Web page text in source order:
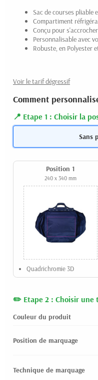
Sac de courses pliable
Compartiment
Conçu pour
Personnalisable avec
Robuste, en Polyester
Voir le tarif dégressif
Comment
Etape 1 : Choisir la
Sans
Position 1
240 x 340 mm
Quadrichromie 3D
Etape 2 : Choisir
Couleur du produit
Position de marquage
Technique de marquage